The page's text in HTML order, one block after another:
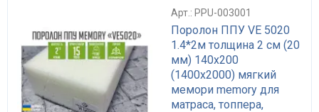
Арт.: PPU-003001
Поролон ППУ VE 5020
1.4*2м толщина 2 см (20
мм) 140х200
(1400х2000) мягкий
мемори memory для
матраса, топпера,